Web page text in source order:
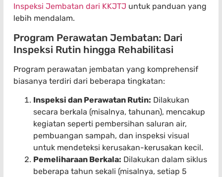
Inspeksi Jembatan dari KKJTJ untuk panduan yang
lebih mendalam.
Program Perawatan Jembatan: Dari
Inspeksi Rutin hingga Rehabilitasi
Program perawatan jembatan yang komprehensif
biasanya terdiri dari beberapa tingkatan:
Inspeksi dan Perawatan Rutin: Dilakukan
secara berkala (misalnya, tahunan), mencakup
kegiatan seperti pembersihan saluran air,
pembuangan sampah, dan inspeksi visual
untuk mendeteksi kerusakan-kerusakan kecil.
Pemeliharaan Berkala: Dilakukan dalam siklus
beberapa tahun sekali (misalnya, setiap 5